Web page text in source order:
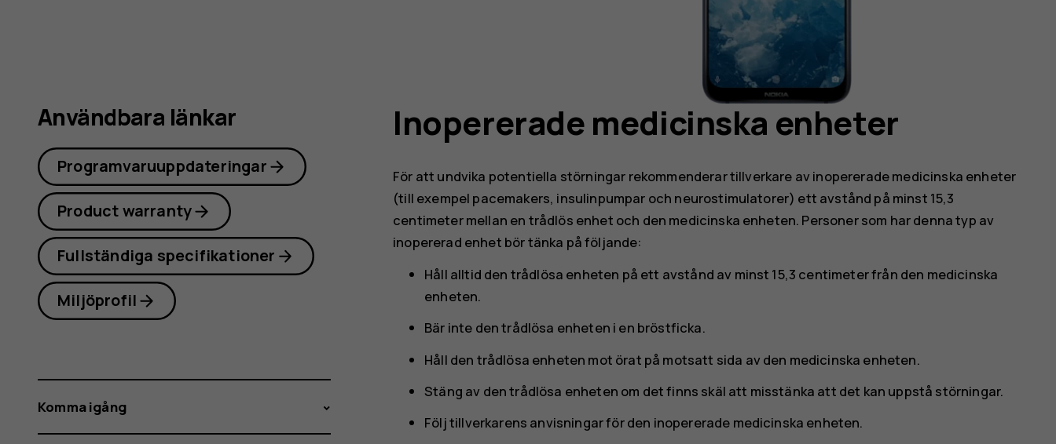
Inopererade medicinska enheter
För att undvika potentiella störningar rekommenderar tillverkare av inopererade medicinska enheter
(till exempel pacemakers, insulinpumpar och neurostimulatorer) ett avstånd på minst 15,3
centimeter mellan en trådlös enhet och den medicinska enheten. Personer som har denna typ av
inopererad enhet bör tänka på följande:
Håll alltid den trådlösa enheten på ett avstånd av minst 15,3 centimeter från den medicinska
enheten.
Bär inte den trådlösa enheten i en bröstficka.
Håll den trådlösa enheten mot örat på motsatt sida av den medicinska enheten.
Stäng av den trådlösa enheten om det finns skäl att misstänka att det kan uppstå störningar.
Följ tillverkarens anvisningar för den inopererade medicinska enheten.
Användbara länkar
Programvaruuppdateringar
Product warranty
Fullständiga specifikationer
Miljöprofil
Komma igång